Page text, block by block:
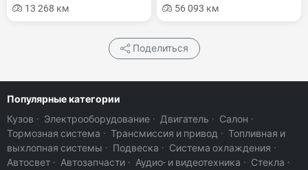
13 268 км
56 093 км
Поделиться
Популярные категории
Кузов · Электрооборудование · Двигатель · Салон ·
Тормозная система · Трансмиссия и привод · Топливная и
выхлопная системы · Подвеска · Система охлаждения ·
Автосвет · Автозапчасти · Аудио- и видеотехника · Стекла ·